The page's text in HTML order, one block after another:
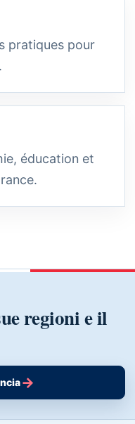
pratiques pour
éducation et
regioni e il
→